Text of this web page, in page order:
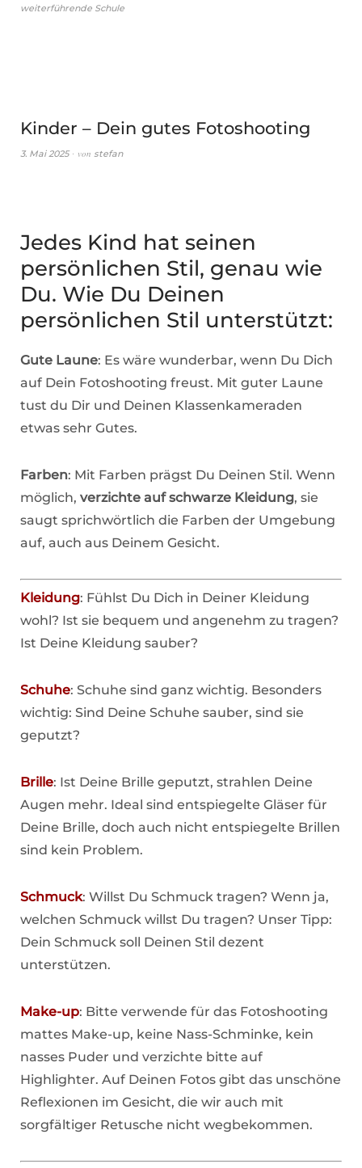
weiterführende Schule
Kinder – Dein gutes Fotoshooting
3. Mai 2025 von stefan
Jedes Kind hat seinen
persönlichen Stil, genau wie
Du. Wie Du Deinen
persönlichen Stil unterstützt:
Gute Laune: Es wäre wunderbar, wenn Du Dich
auf Dein Fotoshooting freust. Mit guter Laune
tust du Dir und Deinen Klassenkameraden
etwas sehr Gutes.
Farben: Mit Farben prägst Du Deinen Stil. Wenn
möglich, verzichte auf schwarze Kleidung, sie
saugt sprichwörtlich die Farben der Umgebung
auf, auch aus Deinem Gesicht.
Kleidung: Fühlst Du Dich in Deiner Kleidung
wohl? Ist sie bequem und angenehm zu tragen?
Ist Deine Kleidung sauber?
Schuhe: Schuhe sind ganz wichtig. Besonders
wichtig: Sind Deine Schuhe sauber, sind sie
geputzt?
Brille: Ist Deine Brille geputzt, strahlen Deine
Augen mehr. Ideal sind entspiegelte Gläser für
Deine Brille, doch auch nicht entspiegelte Brillen
sind kein Problem.
Schmuck: Willst Du Schmuck tragen? Wenn ja,
welchen Schmuck willst Du tragen? Unser Tipp:
Dein Schmuck soll Deinen Stil dezent
unterstützen.
Make-up: Bitte verwende für das Fotoshooting
mattes Make-up, keine Nass-Schminke, kein
nasses Puder und verzichte bitte auf
Highlighter. Auf Deinen Fotos gibt das unschöne
Reflexionen im Gesicht, die wir auch mit
sorgfältiger Retusche nicht wegbekommen.